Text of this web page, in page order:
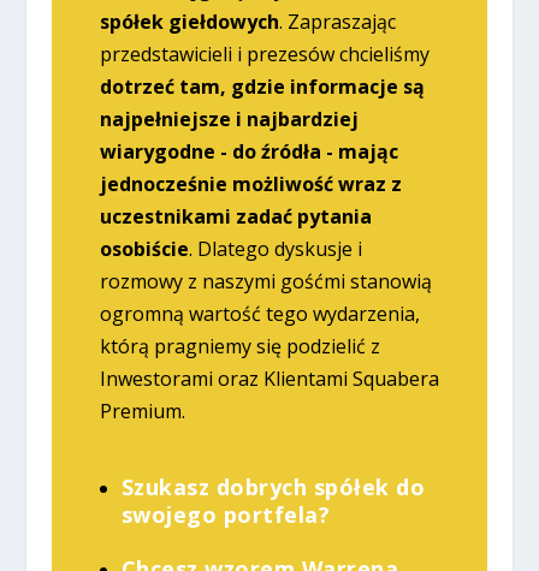
spółek giełdowych. Zapraszając
przedstawicieli i prezesów chcieliśmy
dotrzeć tam, gdzie informacje są
najpełniejsze i najbardziej
wiarygodne - do źródła - mając
jednocześnie możliwość wraz z
uczestnikami zadać pytania
osobiście. Dlatego dyskusje i
rozmowy z naszymi gośćmi stanowią
ogromną wartość tego wydarzenia,
którą pragniemy się podzielić z
Inwestorami oraz Klientami Squabera
Premium.
Szukasz dobrych spółek do
swojego portfela?